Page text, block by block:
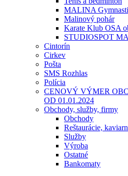
MALINA
Malinový pohár
Karate Klub OSA
STUDIOSPOT
Cintorín
Cirkev
Pošta
SMS Rozhlas
Polícia
CENOVÝ VÝMER
OD 01.01.2024
Obchody, služby, firmy
Obchody
Reštaurácie,
Služby
Výroba
Ostatné
Bankomaty